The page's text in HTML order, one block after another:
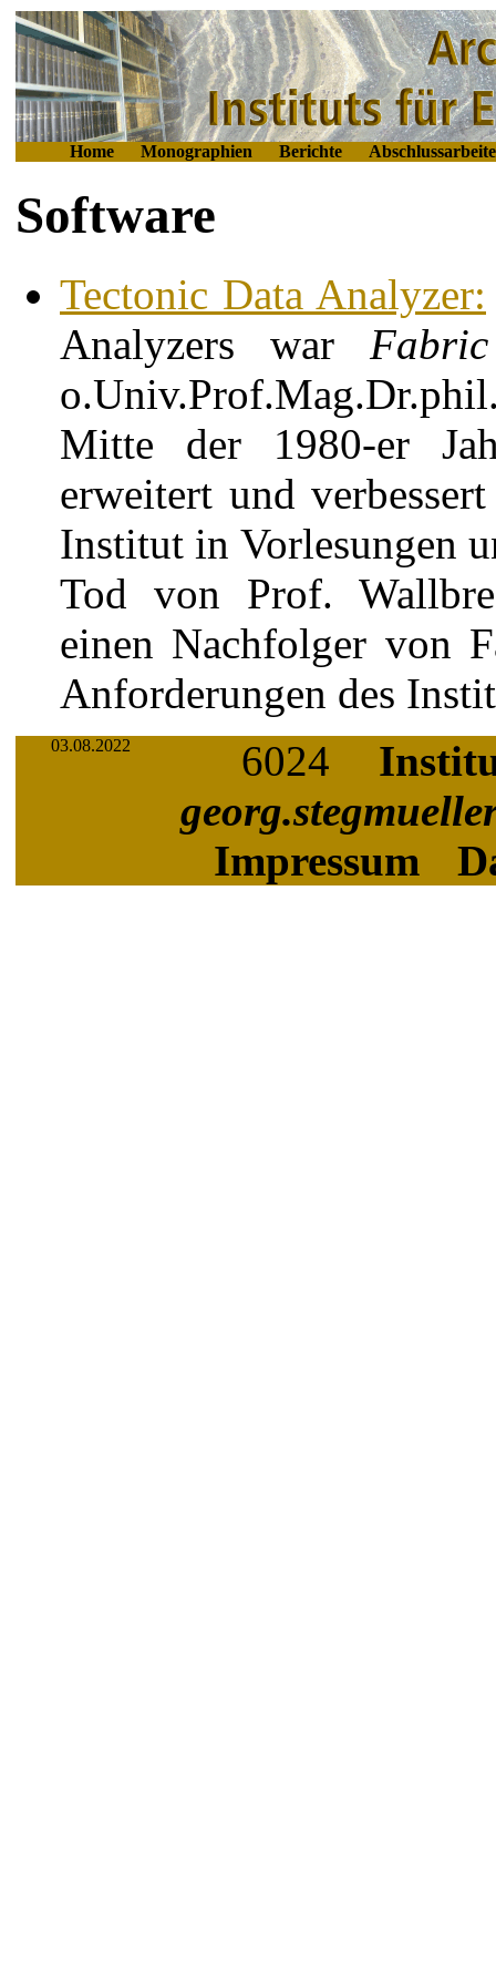
Home Monographien Berichte
Software
Tectonic Data Analyzer:
Analyzers war
Mitte der 1980-er
erweitert und
Institut in Vorlesungen
Tod von Prof.
einen Nachfolger von
Anforderungen des
03.08.2022 6024
Impressum